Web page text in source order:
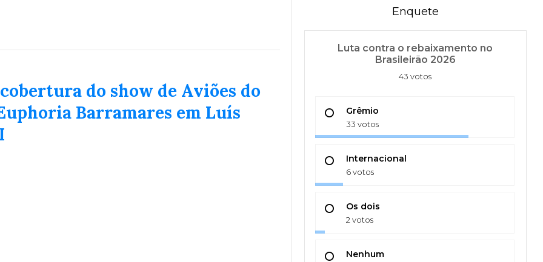
do show de Aviões do
Barramares em Luís
Enquete
Luta contra o rebaixamento no
Brasileirão 2026
43 votos
Grêmio
33 votos
Internacional
6 votos
Os dois
2 votos
Nenhum